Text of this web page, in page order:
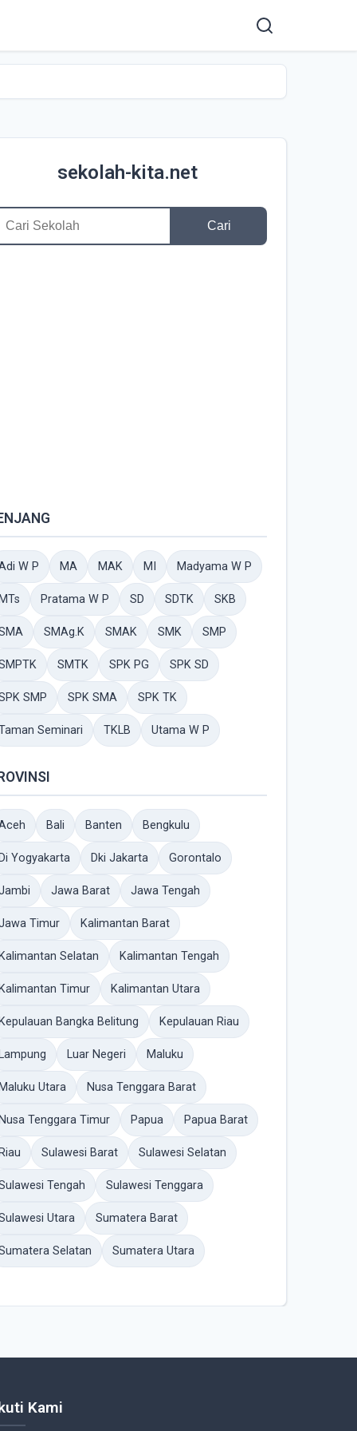
sekolah-kita.net
Cari
W P MA MAK MI Madyama W P
Pratama W P SD SDTK SKB
SMAg.K SMAK SMK SMP
SMTK SPK PG SPK SD
SMP SPK SMA SPK TK
Seminari TKLB Utama W P
Bali Banten Bengkulu
Yogyakarta Dki Jakarta Gorontalo
Jawa Barat Jawa Tengah
Timur Kalimantan Barat
Selatan Kalimantan Tengah
Timur Kalimantan Utara
Bangka Belitung Kepulauan Riau
Luar Negeri Maluku
Utara Nusa Tenggara Barat
Tenggara Timur Papua Papua Barat
Sulawesi Barat Sulawesi Selatan
Tengah Sulawesi Tenggara
Utara Sumatera Barat
Selatan Sumatera Utara
Kami